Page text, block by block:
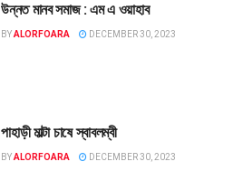
উন্নত মানব সমাজ : এম এ ওয়াহাব
BYALORFOARA DECEMBER 30, 2023
পাহাড়ী মাল্টা চাষে স্বাবলম্বী
BYALORFOARA DECEMBER 30, 2023